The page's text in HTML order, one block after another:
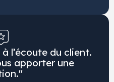
l’écoute du client.
apporter une